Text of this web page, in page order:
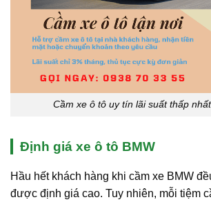
Cầm xe ô tô uy tín lãi suất thấp
Định giá xe ô tô BMW
Hầu hết khách hàng khi cầm xe BMW
được định giá cao. Tuy nhiên, mỗi tiệm